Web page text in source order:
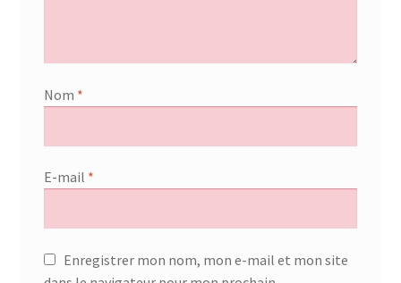
Nom *
E-mail *
Enregistrer mon nom, mon e-mail et mon site